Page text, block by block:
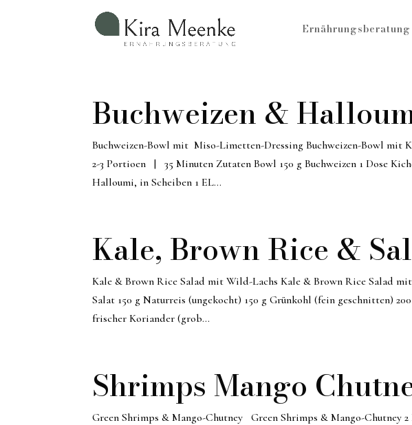
Ernährungsberatung
Buchweizen &
Buchweizen-Bowl mit Miso-Limetten-Dressing Buchweizen-Bowl mit
2-3 Portioen | 35 Minuten Zutaten Bowl 150 g Buchweizen 1 Dose
Halloumi, in Scheiben 1 EL...
Kale, Brown Rice &
Kale & Brown Rice Salad mit Wild-Lachs Kale & Brown Rice Salad
Salat 150 g Naturreis (ungekocht) 150 g Grünkohl (fein geschnitten)
frischer Koriander (grob...
Shrimps Mango
Green Shrimps & Mango-Chutney Green Shrimps & Mango-